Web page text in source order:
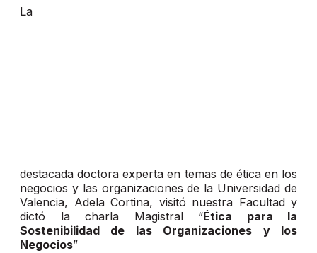
La
destacada doctora experta en temas de ética en los
negocios y las organizaciones de la Universidad de
Valencia, Adela Cortina, visitó nuestra Facultad y
dictó la charla Magistral “Ética para la
Sostenibilidad de las Organizaciones y los
Negocios”